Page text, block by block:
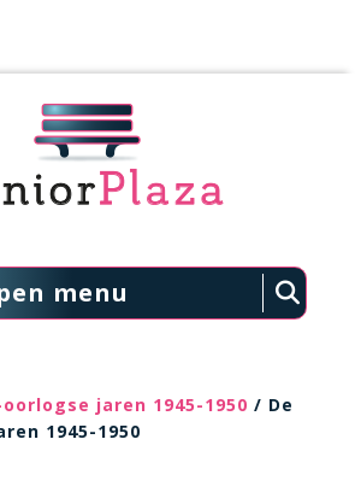
menu
jaren 1945-1950 / De
1945-1950